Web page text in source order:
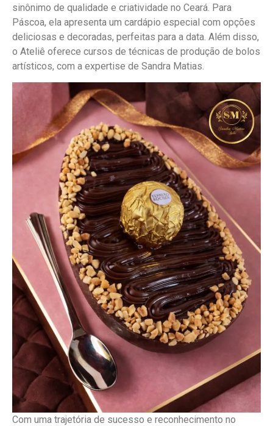
sinônimo de qualidade e criatividade no Ceará. Para
Páscoa, ela apresenta um cardápio especial com opções
deliciosas e decoradas, perfeitas para a data. Além disso,
o Ateliê oferece cursos de técnicas de produção de bolos
artísticos, com a expertise de Sandra Matias.
Com uma trajetória de sucesso e reconhecimento no